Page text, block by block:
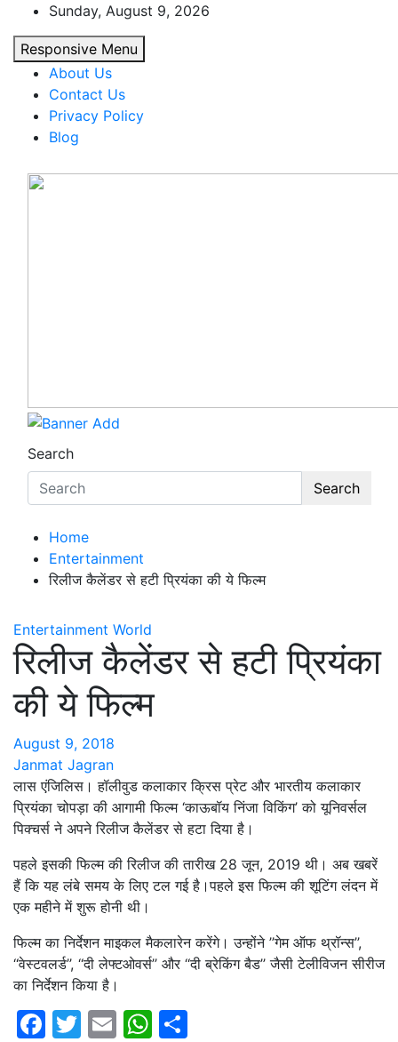
content
Sunday, August 9, 2026
Responsive Menu
About Us
Contact Us
Privacy Policy
Blog
Search
Search
Home
Entertainment
रिलीज कैलेंडर से हटी प्रियंका की ये फिल्म
Entertainment World
रिलीज कैलेंडर से हटी प्रियंका
की ये फिल्म
August 9, 2018
Janmat Jagran
लास एंजिलिस। हॉलीवुड कलाकार क्रिस प्रेट और भारतीय कलाकार
प्रियंका चोपड़ा की आगामी फिल्म ‘काऊबॉय निंजा विकिंग’ को यूनिवर्सल
पिक्चर्स ने अपने रिलीज कैलेंडर से हटा दिया है।
पहले इसकी फिल्म की रिलीज की तारीख 28 जून, 2019 थी। अब खबरें
हैं कि यह लंबे समय के लिए टल गई है।पहले इस फिल्म की शूटिंग लंदन में
एक महीने में शुरू होनी थी।
फिल्म का निर्देशन माइकल मैकलारेन करेंगे। उन्होंने ’’गेम ऑफ थ्रॉन्स’’,
‘‘वेस्टवलर्ड’’, ‘‘दी लेफ्टओवर्स’’ और ‘‘दी ब्रेकिंग बैड’’ जैसी टेलीविजन सीरीज
का निर्देशन किया है।
Facebook
Twitter
EmailWhatsApp